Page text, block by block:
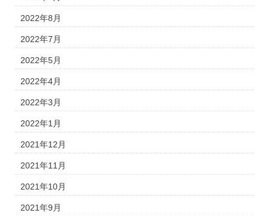
2022年8月
2022年7月
2022年5月
2022年4月
2022年3月
2022年1月
2021年12月
2021年11月
2021年10月
2021年9月